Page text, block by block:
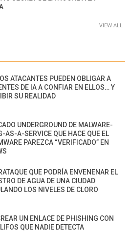
VIEW ALL
ATACANTES PUEDEN OBLIGAR A
DE IA A CONFIAR EN ELLOS… Y
SU REALIDAD
UNDERGROUND DE MALWARE-
AS-A-SERVICE QUE HACE QUE EL
PAREZCA “VERIFICADO” EN
QUE PODRÍA ENVENENAR EL
DE AGUA DE UNA CIUDAD
LOS NIVELES DE CLORO
UN ENLACE DE PHISHING CON
QUE NADIE DETECTA